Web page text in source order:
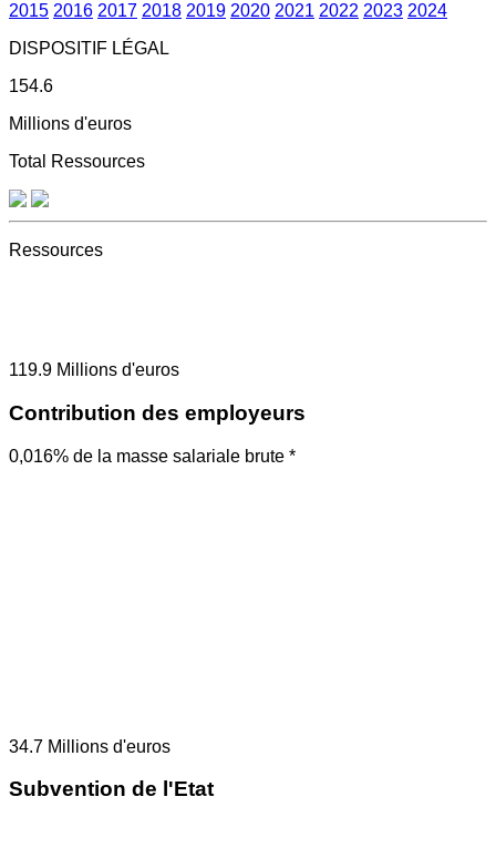
2015 2016 2017 2018 2019 2020 2021 2022 2023 2024
DISPOSITIF LÉGAL
154.6
Millions d'euros
Total Ressources
Ressources
119.9 Millions d'euros
Contribution des employeurs
0,016% de la masse salariale brute *
34.7 Millions d'euros
Subvention de l'Etat